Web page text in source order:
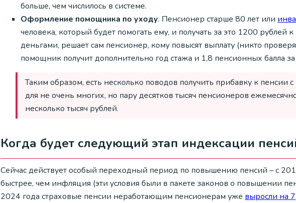
больше, чем числилось в системе.
Оформление помощника по уходу. Пенсионер старше 80 лет или
человека, который будет помогать ему, и получать за это 1200 рублей
деньгами, решает сам пенсионер, кому повысят выплату (никто
помощник получит дополнительно год стажа и 1,8 пенсионных балла за
Таким образом, есть несколько поводов получить прибавку к пенсии
для не очень многих, но пару десятков тысяч пенсионеров
несколько тысяч рублей.
Когда будет следующий этап индексации
Сейчас действует особый переходный период по повышению пенсий – с
быстрее, чем инфляция (эти условия были в пакете законов о повышении
2024 года страховые пенсии неработающим пенсионерам уже выросли на